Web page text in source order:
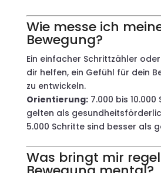
Wie messe ich
Bewegung?
Ein einfacher Schrittzähler
dir helfen, ein Gefühl für dein
zu entwickeln.
Orientierung:7.000 bis
gelten als
5.000 Schritte sind besser als
Was bringt mir